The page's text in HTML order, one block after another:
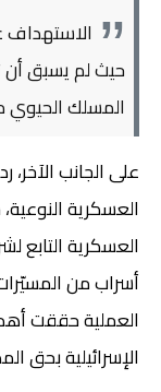
الاستهداف
حيث لم يسبق
المسلك الحيوي
على الجانب الآخر،
العسكرية
العسكرية التابع
أسراب من
العملية حققت
الإسرائيلية بحق